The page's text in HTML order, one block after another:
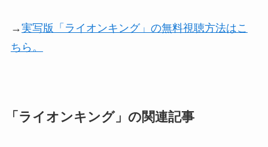
→実写版「ライオンキング」の無料視聴方法はこ
ちら。
「ライオンキング」の関連記事